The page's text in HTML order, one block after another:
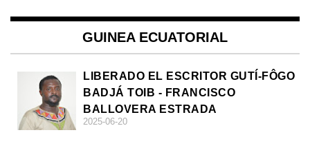
GUINEA ECUATORIAL
LIBERADO EL ESCRITOR GUTÍ-FÔGO
BADJÁ TOIB - FRANCISCO
BALLOVERA ESTRADA
2025-06-20